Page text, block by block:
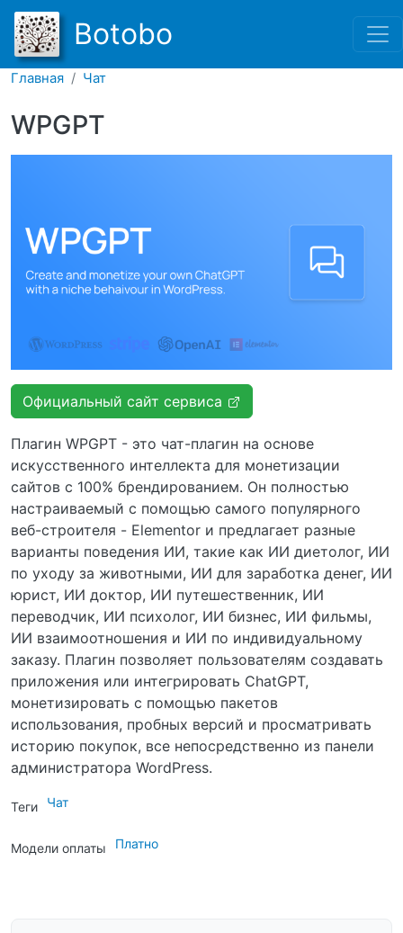
Перейти к основному
Botobo
Главная Чат
WPGPT
Официальный сайт сервиса
Плагин WPGPT - это чат-плагин на основе
искусственного интеллекта для монетизации
сайтов с 100% брендированием. Он полностью
настраиваемый с помощью самого популярного
веб-строителя - Elementor и предлагает разные
варианты поведения ИИ, такие как ИИ диетолог, ИИ
по уходу за животными, ИИ для заработка денег, ИИ
юрист, ИИ доктор, ИИ путешественник, ИИ
переводчик, ИИ психолог, ИИ бизнес, ИИ фильмы,
ИИ взаимоотношения и ИИ по индивидуальному
заказу. Плагин позволяет пользователям создавать
приложения или интегрировать ChatGPT,
монетизировать с помощью пакетов
использования, пробных версий и просматривать
историю покупок, все непосредственно из панели
администратора WordPress.
Теги Чат
Модели оплаты Платно